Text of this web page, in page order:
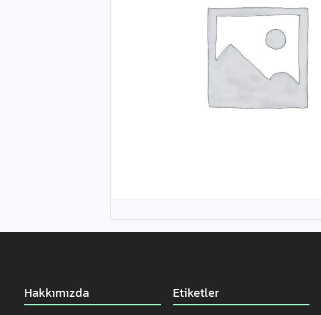
Hakkımızda Etiketler